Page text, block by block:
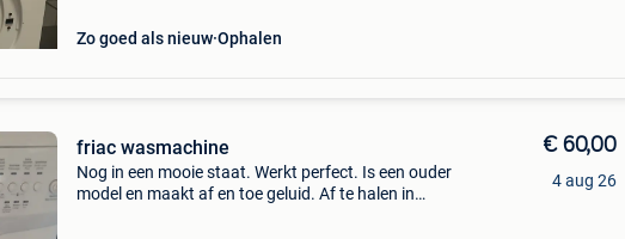
Zo goed als nieuw Ophalen
friac wasmachine
Nog in een mooie staat. Werkt perfect. Is een ouder
model en maakt af en toe geluid. Af te halen in
€ 60,00
4 aug 26